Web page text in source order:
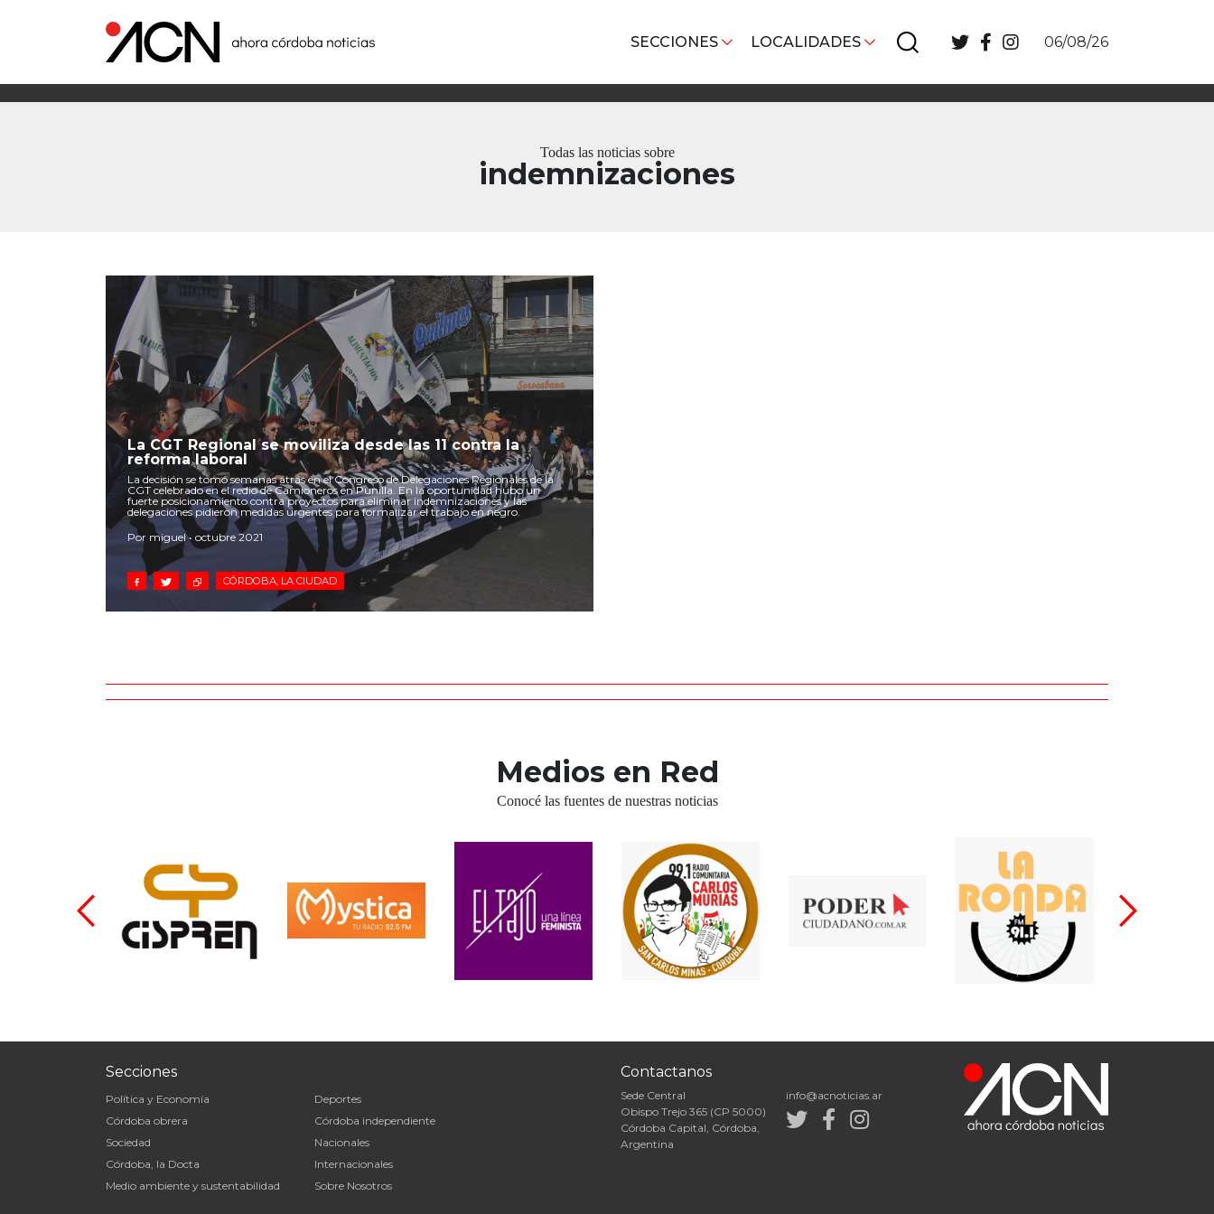
SECCIONES LOCALIDADES 06/08/26
Todas las noticias sobre
indemnizaciones
La CGT Regional se moviliza desde las 11 contra la
reforma laboral
La decisión se tomó semanas atrás en el Congreso de Delegaciones Regionales de la
CGT celebrado en el redio de Camioneros en Punilla. En la oportunidad hubo un
fuerte posicionamiento contra proyectos para eliminar indemnizaciones y las
delegaciones pidieron medidas urgentes para formalizar el trabajo en negro.
Por miguel • octubre 2021
CÓRDOBA, LA CIUDAD
Medios en Red
Conocé las fuentes de nuestras noticias
Secciones
Política y Economía
Córdoba obrera
Sociedad
Córdoba, la Docta
Medio ambiente y sustentabilidad
Deportes
Córdoba independiente
Nacionales
Internacionales
Sobre Nosotros
Contactanos
Sede Central
Obispo Trejo 365 (CP 5000)
Córdoba Capital, Córdoba,
Argentina
info@acnoticias.ar